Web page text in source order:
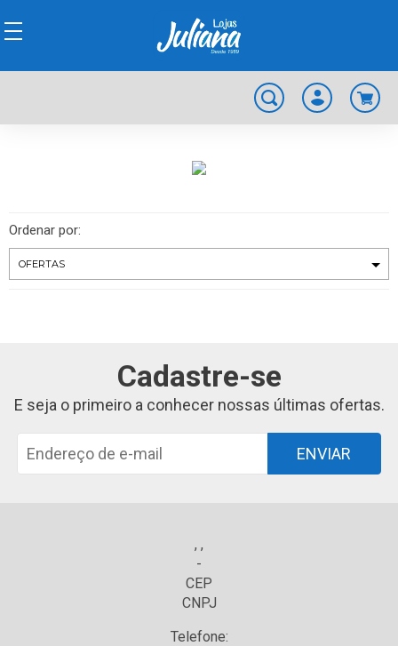
Ordenar por:
Cadastre-se
E seja o primeiro a conhecer nossas últimas ofertas.
ENVIAR
, ,
-
CEP
CNPJ
Telefone: